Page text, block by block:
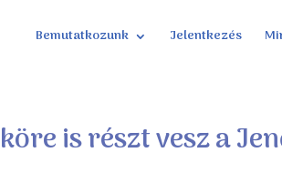
Bemutatkozunk Jelentkezés
is részt vesz a